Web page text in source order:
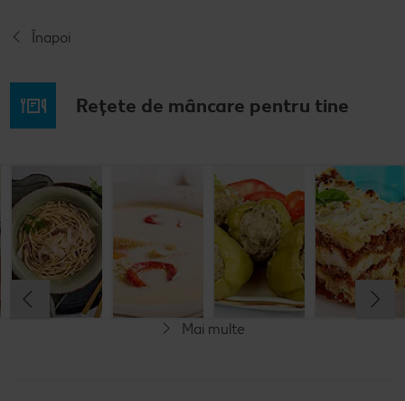
Înapoi
Rețete de mâncare pentru tine
Rețetă: Fasole
bătută
Cel mult 60 minute
Rafinat
carbonara
Cel mult 30 minute
Rafinat
Ciorbă de
burtă
Cel mult 60 minute
Ardei umpluți
cu carne și
orez
Cel mult 60 minute
Rafinat
Mai multe